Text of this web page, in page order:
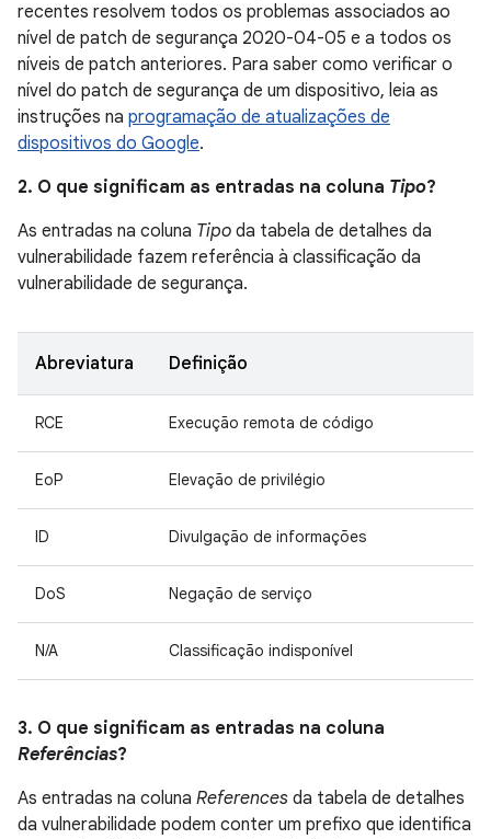
recentes resolvem todos os problemas associados ao
nível de patch de segurança 2020-04-05 e a todos os
níveis de patch anteriores. Para saber como verificar o
nível do patch de segurança de um dispositivo, leia as
instruções na programação de atualizações de
dispositivos do Google.
2. O que significam as entradas na coluna Tipo?
As entradas na coluna Tipo da tabela de detalhes da
vulnerabilidade fazem referência à classificação da
vulnerabilidade de segurança.
Abreviatura Definição
RCE Execução remota de código
EoP Elevação de privilégio
ID Divulgação de informações
DoS Negação de serviço
N/A Classificação indisponível
3. O que significam as entradas na coluna
Referências?
As entradas na coluna References da tabela de detalhes
da vulnerabilidade podem conter um prefixo que identifica